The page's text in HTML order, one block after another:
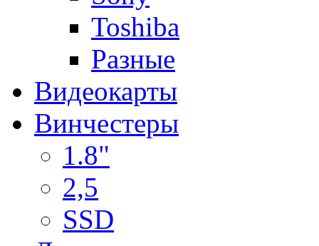
Toshiba
Разные
Видеокарты
Винчестеры
1.8"
2,5
SSD